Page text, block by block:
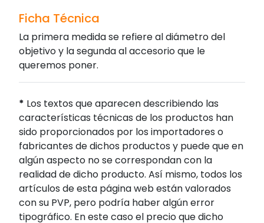
Ficha Técnica
La primera medida se refiere al diámetro del
objetivo y la segunda al accesorio que le
queremos poner.
* Los textos que aparecen describiendo las
características técnicas de los productos han
sido proporcionados por los importadores o
fabricantes de dichos productos y puede que en
algún aspecto no se correspondan con la
realidad de dicho producto. Así mismo, todos los
artículos de esta página web están valorados
con su PVP, pero podría haber algún error
tipográfico. En este caso el precio que dicho